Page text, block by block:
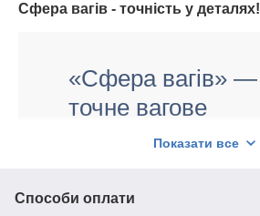
Сфера вагів - точність у деталях!
«Сфера вагів» —
точне вагове
обладнання за
Показати все
Способи оплати